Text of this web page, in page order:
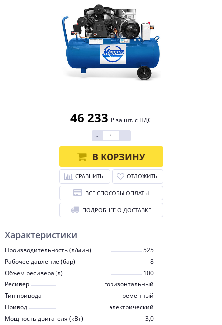
Характеристики
Производительность (л/мин)
525
Рабочее давление (бар)
8
Объем ресивера (л)
100
Ресивер
горизонтальный
Тип привода
ременный
Привод
электрический
Мощность двигателя (кВт)
3,0
46 233 ₽ за шт. с НДС
-
+
В КОРЗИНУ
СРАВНИТЬ ОТЛОЖИТЬ
ВСЕ СПОСОБЫ ОПЛАТЫ
ПОДРОБНЕЕ О ДОСТАВКЕ